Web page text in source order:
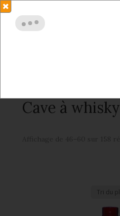
Cave à whisky
Bonjour, je suis Watson.